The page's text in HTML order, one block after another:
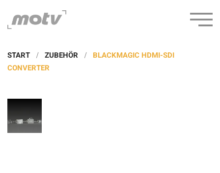
START ZUBEHÖR
BLACKMAGIC HDMI-SDI
CONVERTER